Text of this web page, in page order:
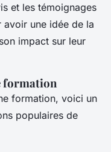
et les témoignages
une idée de la
impact sur leur
formation
formation, voici un
populaires de